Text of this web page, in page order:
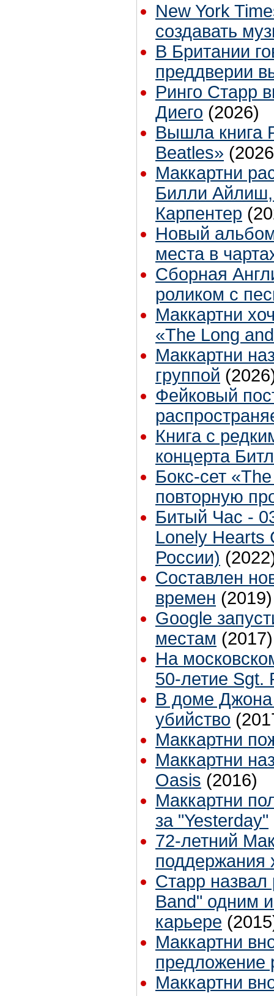
New York
создавать
В Британии
преддверии
Ринго Старр
Диего (2026)
Вышла книга
Beatles»
Маккартни
Билли
Карпентер
Новый
места в
Сборная
роликом с
Маккартни
«The Long
Маккартни
группой
Фейковый
Книга с
концерта
Бокс-сет
повторную
Битый Час -
Lonely Hearts
России)
Составлен
времен (2019)
Google
местам (2017)
На
50-летие Sgt.
В доме Джона
убийство
Маккартни
Маккартни
Oasis (2016)
Маккартни
за "Yesterday"
72-летний
Старр назвал
Band" одним
карьере
Маккартни
предложение
Маккартни